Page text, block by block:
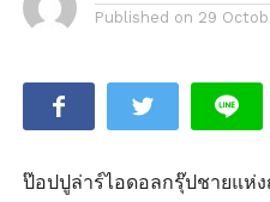
Published on 29
ป๊อปปูล่าร์ไอดอลกรุ๊ปชายแห่ง